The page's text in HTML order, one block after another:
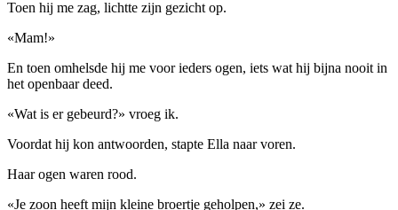
Toen hij me zag, lichtte zijn gezicht op.
«Mam!»
En toen omhelsde hij me voor ieders ogen, iets wat hij bijna nooit in
het openbaar deed.
«Wat is er gebeurd?» vroeg ik.
Voordat hij kon antwoorden, stapte Ella naar voren.
Haar ogen waren rood.
«Je zoon heeft mijn kleine broertje geholpen,» zei ze.